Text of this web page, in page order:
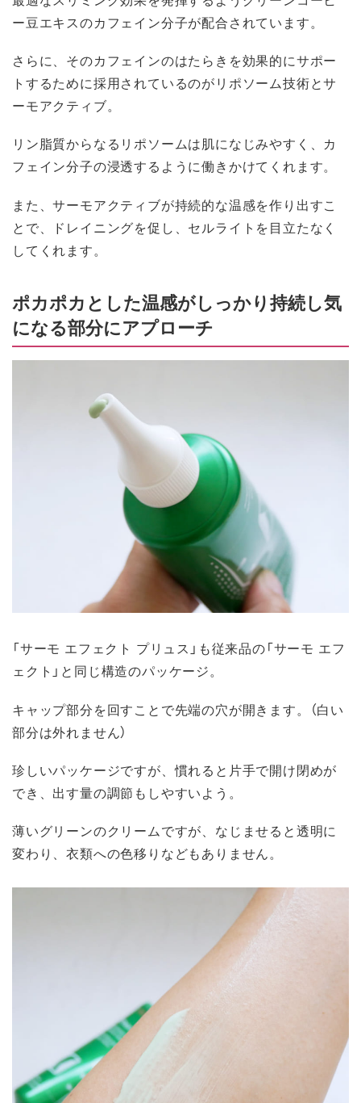
ー豆エキスのカフェイン分子が配合されています。
さらに、そのカフェインのはたらきを効果的にサポー
トするために採用されているのがリポソーム技術とサ
ーモアクティブ。
リン脂質からなるリポソームは肌になじみやすく、カ
フェイン分子の浸透するように働きかけてくれます。
また、サーモアクティブが持続的な温感を作り出すこ
とで、ドレイニングを促し、セルライトを目立たなく
してくれます。
ポカポカとした温感がしっかり持続し気
になる部分にアプローチ
「サーモ エフェクト プリュス」も従来品の「サーモ エフ
ェクト」と同じ構造のパッケージ。
キャップ部分を回すことで先端の穴が開きます。（白い
部分は外れません）
珍しいパッケージですが、慣れると片手で開け閉めが
でき、出す量の調節もしやすいよう。
薄いグリーンのクリームですが、なじませると透明に
変わり、衣類への色移りなどもありません。